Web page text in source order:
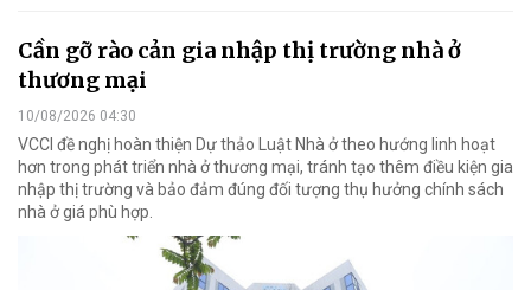
Cần gỡ rào cản gia nhập thị trường nhà ở
thương mại
10/08/2026 04:30
VCCI đề nghị hoàn thiện Dự thảo Luật Nhà ở theo hướng linh hoạt
hơn trong phát triển nhà ở thương mại, tránh tạo thêm điều kiện gia
nhập thị trường và bảo đảm đúng đối tượng thụ hưởng chính sách
nhà ở giá phù hợp.